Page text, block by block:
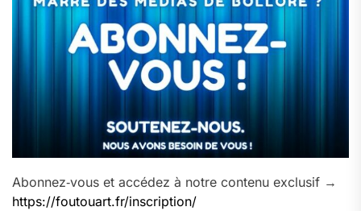
Abonnez‑vous et accédez à notre contenu exclusif →
https://foutouart.fr/inscription/